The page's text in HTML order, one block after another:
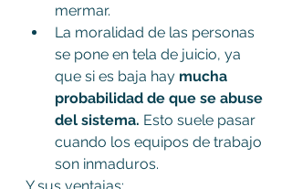
mermar.
La moralidad de las personas
se pone en tela de juicio, ya
que si es baja hay mucha
probabilidad de que se abuse
del sistema. Esto suele pasar
cuando los equipos de trabajo
son inmaduros.
Y sus ventajas: